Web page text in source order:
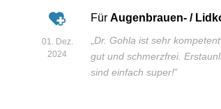
01. Dez.
2024
Für Augenbrauen- /
Dr. Gohla ist sehr
gut und schmerzfrei.
sind einfach super!”